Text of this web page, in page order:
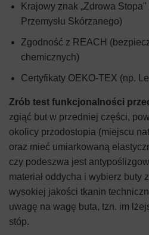
Krajowy znak „Zdrowa
Przemysłu Skórzanego)
Zgodność z REACH
chemicznych)
Certyfikaty OEKO-TEX (np.
Zrób test funkcjonalności
zgiąć but w przedniej części,
okolicy przodostopia (miejscu
oraz mieć umiarkowaną
czy podeszwa jest
materiał oddycha i wybierz buty
wysokiej jakości tkanin
uwagę na wagę buta, tzn. im
stóp.